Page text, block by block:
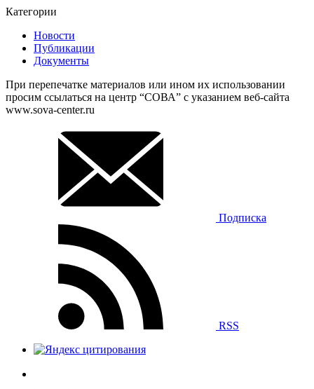
Категории
Новости
Публикации
Документы
При перепечатке материалов или ином их использовании
просим ссылаться на центр “СОВА” с указанием веб-сайта
www.sova-center.ru
Подписка
RSS